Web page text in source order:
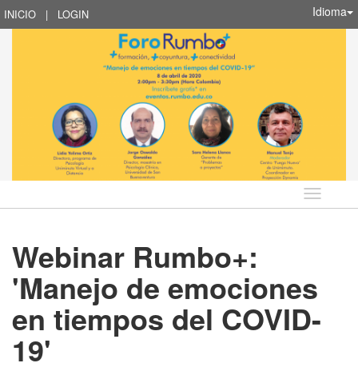
INICIO | LOGIN Idioma
Idioma
Webinar Rumbo+:
'Manejo de emociones
en tiempos del COVID-
19'